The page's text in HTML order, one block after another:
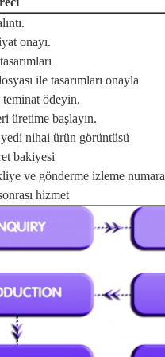
onayı.
ile tasarımları onayla
ödeyin.
üretime başlayın.
nihai ürün görüntüsü
bakiyesi
ve gönderme izleme
hizmet